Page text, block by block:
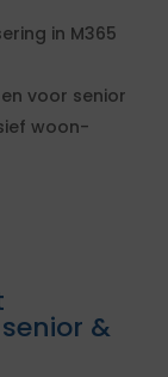
in M365
voor senior
woon-
&